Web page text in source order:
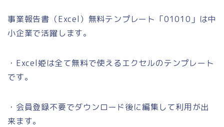
事業報告書（Excel）無料テンプレート「01010」は中
小企業で活躍します。
・Excel姫は全て無料で使えるエクセルのテンプレート
です。
・会員登録不要でダウンロード後に編集して利用が出
来ます。